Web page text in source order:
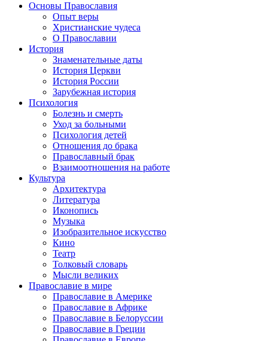
Основы Православия
Опыт веры
Христианские чудеса
О Православии
История
Знаменательные даты
История Церкви
История России
Зарубежная история
Психология
Болезнь и смерть
Уход за больными
Психология детей
Отношения до брака
Православный брак
Взаимоотношения на работе
Культура
Архитектура
Литература
Иконопись
Музыка
Изобразительное искусство
Кино
Театр
Толковый словарь
Мысли великих
Православие в мире
Православие в Америке
Православие в Африке
Православие в Белоруссии
Православие в Греции